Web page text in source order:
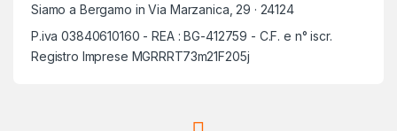
Siamo a Bergamo in Via Marzanica, 29 · 24124
P.iva 03840610160 - REA : BG-412759 - C.F. e n° iscr.
Registro Imprese MGRRRT73m21F205j